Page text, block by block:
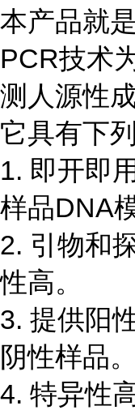
本产品就
PCR技术
测人源性
它具有下
1. 即开即
样品DNA
2. 引物和
性高。
3. 提供阳
阴性样品。
4. 特异性